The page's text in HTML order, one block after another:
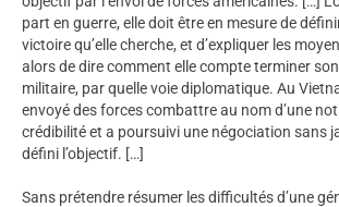
part en guerre, elle doit être en mesure de
victoire qu’elle cherche, et d’expliquer les
alors de dire comment elle compte terminer
militaire, par quelle voie diplomatique. Au
envoyé des forces combattre au nom d’une
crédibilité et a poursuivi une négociation sans
défini l’objectif. […]
Sans prétendre résumer les difficultés d’une